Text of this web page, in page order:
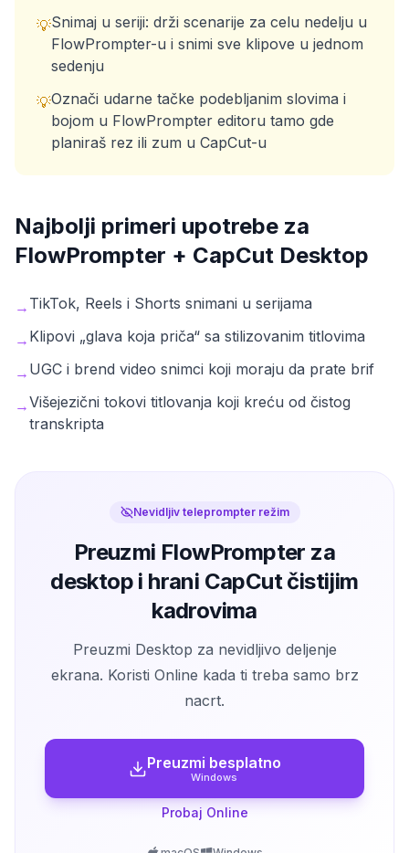
💡Snimaj u seriji: drži scenarije za celu nedelju u
FlowPrompter-u i snimi sve klipove u jednom
sedenju
💡Označi udarne tačke podebljanim slovima i
bojom u FlowPrompter editoru tamo gde
planiraš rez ili zum u CapCut-u
Najbolji primeri upotrebe za
FlowPrompter + CapCut Desktop
→ TikTok, Reels i Shorts snimani u serijama
→ Klipovi „glava koja priča“ sa stilizovanim titlovima
→ UGC i brend video snimci koji moraju da prate brif
→Višejezični tokovi titlovanja koji kreću od čistog
transkripta
Nevidljiv teleprompter režim
Preuzmi FlowPrompter za
desktop i hrani CapCut čistijim
kadrovima
Preuzmi Desktop za nevidljivo deljenje
ekrana. Koristi Online kada ti treba samo brz
nacrt.
Preuzmi besplatno
Windows
Probaj Online